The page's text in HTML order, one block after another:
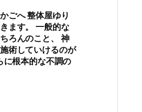
ごへ 整体屋ゆり
ます。 一般的な
ろんのこと、 神
術していけるのが
に根本的な不調の